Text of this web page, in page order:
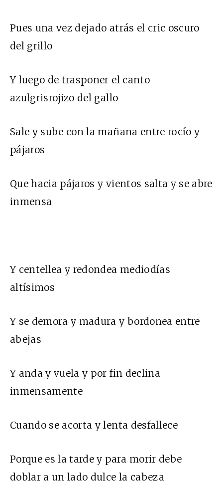
Pues una vez dejado atrás el cric oscuro
del grillo
Y luego de trasponer el canto
azulgrisrojizo del gallo
Sale y sube con la mañana entre rocío y
pájaros
Que hacia pájaros y vientos salta y se abre
inmensa
Y centellea y redondea mediodías
altísimos
Y se demora y madura y bordonea entre
abejas
Y anda y vuela y por fin declina
inmensamente
Cuando se acorta y lenta desfallece
Porque es la tarde y para morir debe
doblar a un lado dulce la cabeza